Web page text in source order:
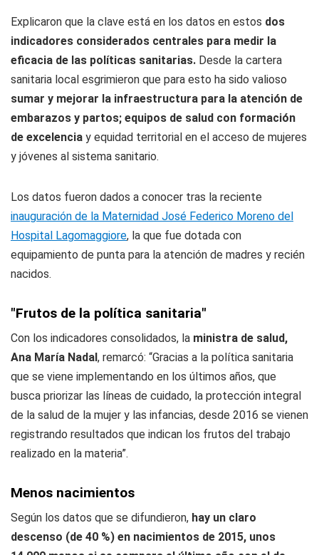
Explicaron que la clave está en los datos en estos dos
indicadores considerados centrales para medir la
eficacia de las políticas sanitarias. Desde la cartera
sanitaria local esgrimieron que para esto ha sido valioso
sumar y mejorar la infraestructura para la atención de
embarazos y partos; equipos de salud con formación
de excelencia y equidad territorial en el acceso de mujeres
y jóvenes al sistema sanitario.
Los datos fueron dados a conocer tras la reciente
inauguración de la Maternidad José Federico Moreno del
Hospital Lagomaggiore, la que fue dotada con
equipamiento de punta para la atención de madres y recién
nacidos.
"Frutos de la política sanitaria"
Con los indicadores consolidados, la ministra de salud,
Ana María Nadal, remarcó: “Gracias a la política sanitaria
que se viene implementando en los últimos años, que
busca priorizar las líneas de cuidado, la protección integral
de la salud de la mujer y las infancias, desde 2016 se vienen
registrando resultados que indican los frutos del trabajo
realizado en la materia”.
Menos nacimientos
Según los datos que se difundieron, hay un claro
descenso (de 40 %) en nacimientos de 2015, unos